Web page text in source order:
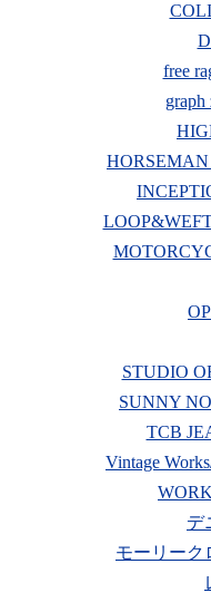
free
STUDIO
SUNNY
TCB
Vintage
デ
モーリーク